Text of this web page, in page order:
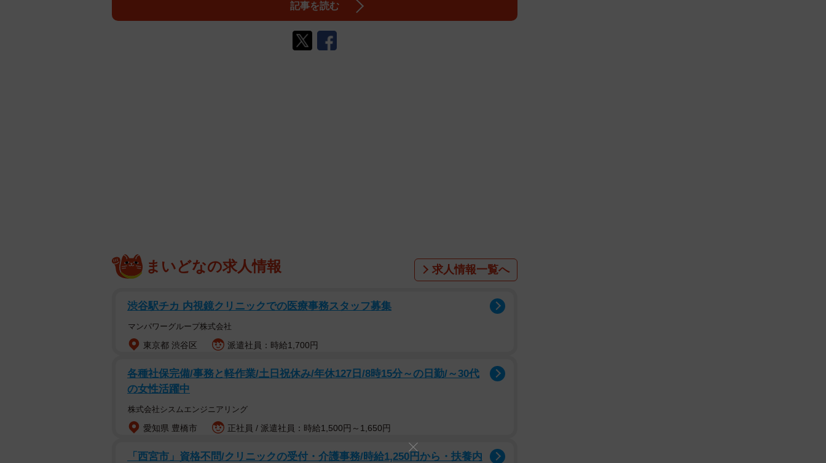
記事を読む
まいどなの求人情報 求人情報一覧へ
渋谷駅チカ 内視鏡クリニックでの医療事務スタッフ募集
マンパワーグループ株式会社
東京都 渋谷区 派遣社員：時給1,700円
各種社保完備/事務と軽作業/土日祝休み/年休127日/8時15分～の日勤/～30代
の女性活躍中
株式会社シスムエンジニアリング
愛知県 豊橋市 正社員 / 派遣社員：時給1,500円～1,650円
「西宮市」資格不問/クリニックの受付・介護事務/時給1,250円から・扶養内